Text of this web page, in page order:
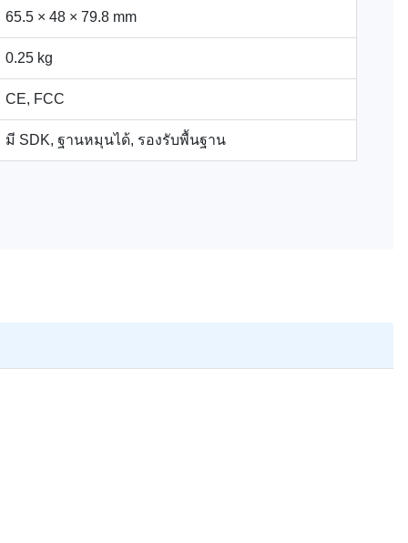
65.5 × 48 × 79.8 mm
0.25 kg
CE, FCC
มี SDK, ฐานหมุนได้, รองรับพื้นฐาน